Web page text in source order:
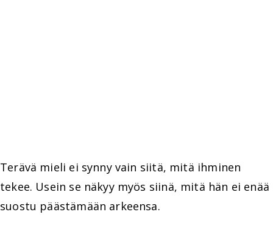
Terävä mieli ei synny vain siitä, mitä ihminen
tekee. Usein se näkyy myös siinä, mitä hän ei enää
suostu päästämään arkeensa.